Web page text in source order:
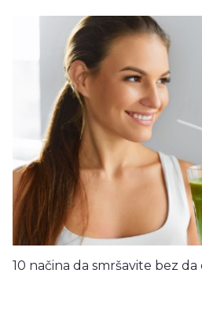
10 načina da smršavite bez